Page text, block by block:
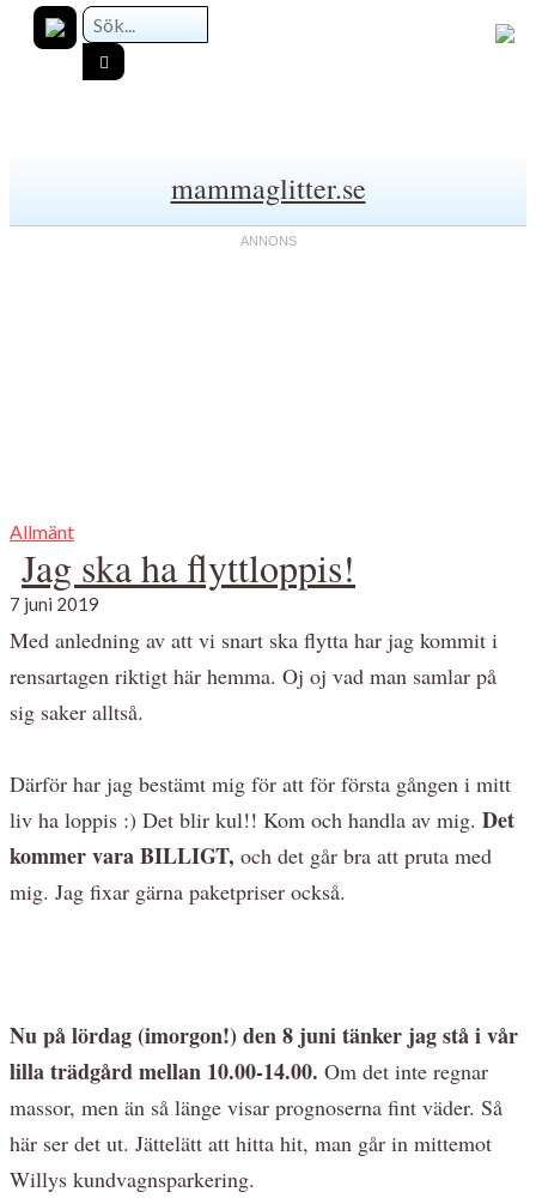
mammaglitter.se
Allmänt
Jag ska ha flyttloppis!
7 juni 2019
Med anledning av att vi snart ska flytta har jag kommit i
rensartagen riktigt här hemma. Oj oj vad man samlar på
sig saker alltså.
Därför har jag bestämt mig för att för första gången i mitt
liv ha loppis :) Det blir kul!! Kom och handla av mig. Det
kommer vara BILLIGT, och det går bra att pruta med
mig. Jag fixar gärna paketpriser också.
Nu på lördag (imorgon!) den 8 juni tänker jag stå i vår
lilla trädgård mellan 10.00-14.00. Om det inte regnar
massor, men än så länge visar prognoserna fint väder. Så
här ser det ut. Jättelätt att hitta hit, man går in mittemot
Willys kundvagnsparkering.